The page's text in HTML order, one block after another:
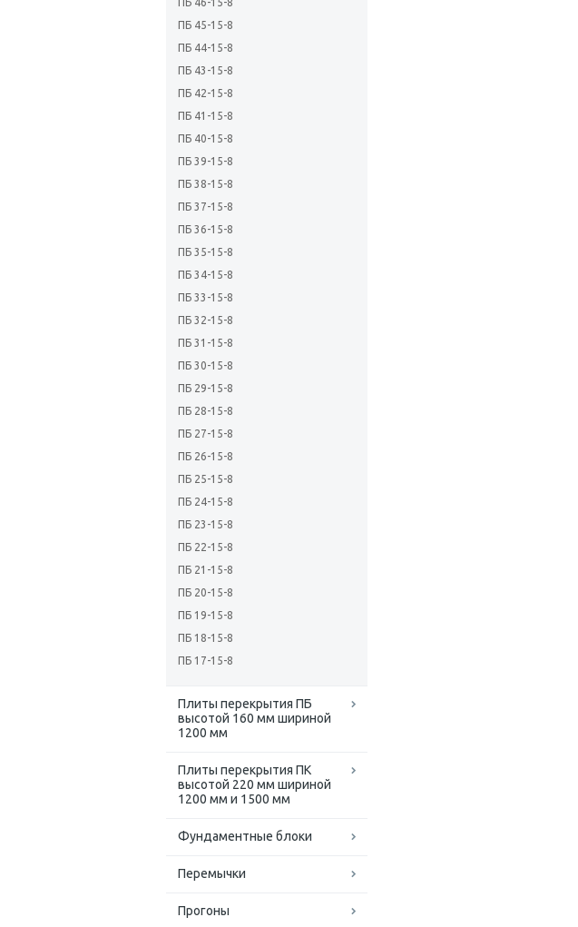
ПБ 46-15-8
ПБ 45-15-8
ПБ 44-15-8
ПБ 43-15-8
ПБ 42-15-8
ПБ 41-15-8
ПБ 40-15-8
ПБ 39-15-8
ПБ 38-15-8
ПБ 37-15-8
ПБ 36-15-8
ПБ 35-15-8
ПБ 34-15-8
ПБ 33-15-8
ПБ 32-15-8
ПБ 31-15-8
ПБ 30-15-8
ПБ 29-15-8
ПБ 28-15-8
ПБ 27-15-8
ПБ 26-15-8
ПБ 25-15-8
ПБ 24-15-8
ПБ 23-15-8
ПБ 22-15-8
ПБ 21-15-8
ПБ 20-15-8
ПБ 19-15-8
ПБ 18-15-8
ПБ 17-15-8
Плиты перекрытия ПБ
высотой 160 мм шириной
1200 мм
Плиты перекрытия ПК
высотой 220 мм шириной
1200 мм и 1500 мм
Фундаментные блоки
Перемычки
Прогоны